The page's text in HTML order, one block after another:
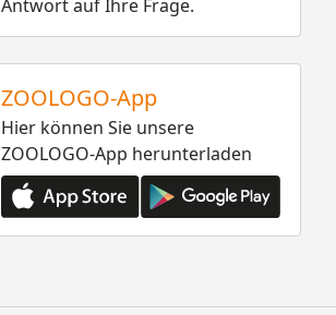
Antwort auf Ihre Frage.
ZOOLOGO-App
Hier können Sie unsere
ZOOLOGO-App herunterladen